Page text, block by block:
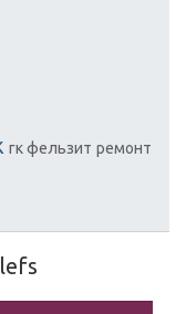
гк фельзит ремонт